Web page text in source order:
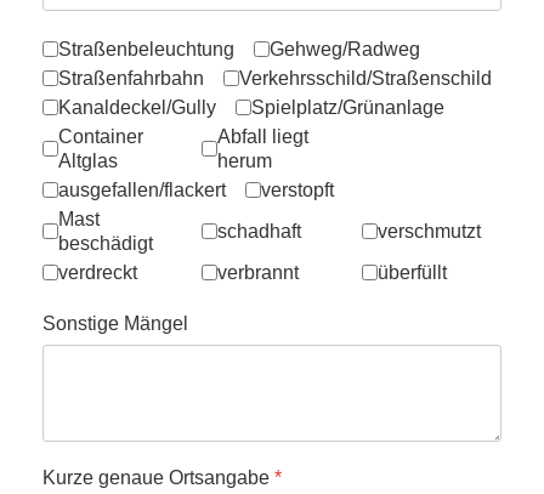
folgende Mängel festgestellt:
Straßenbeleuchtung
Gehweg/Radweg
Straßenfahrbahn
Verkehrsschild/Straßenschild
Kanaldeckel/Gully
Spielplatz/Grünanlage
Container
Altglas
Abfall liegt
herum
ausgefallen/flackert
verstopft
Mast
beschädigt
schadhaft
verschmutzt
verdreckt
verbrannt überfüllt
Sonstige Mängel
Kurze genaue Ortsangabe *